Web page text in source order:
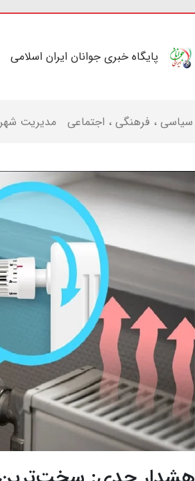
پایگاه خبری جوانان ایران اسلامی
سیاسی ، فرهنگی ، اجتماعی مدیریت